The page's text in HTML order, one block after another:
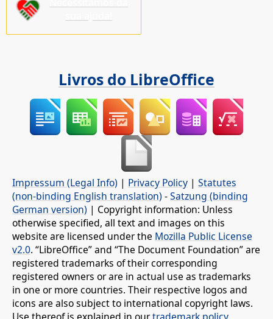
Livros do LibreOffice
Impressum (Legal Info) | Privacy Policy | Statutes
(non-binding English translation) -Satzung (binding
German version) | Copyright information: Unless
otherwise specified, all text and images on this
website are licensed under the Mozilla Public License
v2.0. “LibreOffice” and “The Document Foundation” are
registered trademarks of their corresponding
registered owners or are in actual use as trademarks
in one or more countries. Their respective logos and
icons are also subject to international copyright laws.